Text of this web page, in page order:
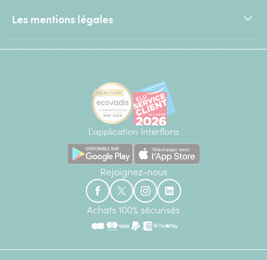
Les mentions légales
L'application Interflora
Rejoignez-nous
Achats 100% sécurisés